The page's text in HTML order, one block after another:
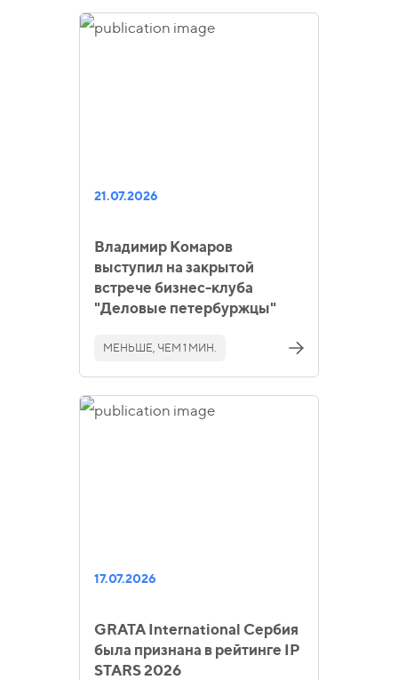
21.07.2026
Владимир Комаров
выступил на закрытой
встрече бизнес-клуба
"Деловые петербуржцы"
МЕНЬШЕ, ЧЕМ 1 МИН.
17.07.2026
GRATA International Сербия
была признана в рейтинге IP
STARS 2026